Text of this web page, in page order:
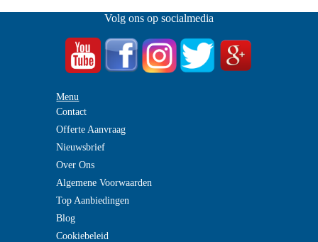
Volg ons op socialmedia
Menu
Contact
Offerte Aanvraag
Nieuwsbrief
Over Ons
Algemene Voorwaarden
Top Aanbiedingen
Blog
Cookiebeleid